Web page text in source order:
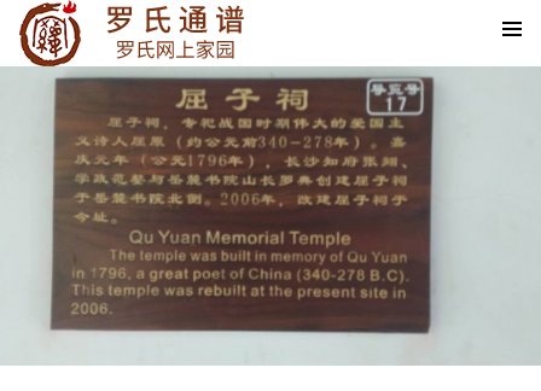
SKIP TO CONTENT